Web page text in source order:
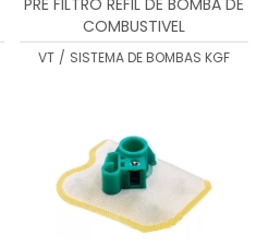
COMBUSTIVEL
VT / SISTEMA DE BOMBAS KGF